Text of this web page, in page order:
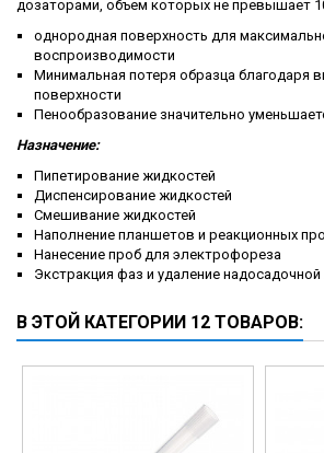
дозаторами, объем которых не превышает
однородная поверхность для
воспроизводимости
Минимальная потеря образца благодаря
поверхности
Пенообразование значительно
Назначение:
Пипетирование жидкостей
Диспенсирование жидкостей
Смешивание жидкостей
Наполнение планшетов и реакционных
Нанесение проб для электрофореза
Экстракция фаз и удаление
В ЭТОЙ КАТЕГОРИИ 12 ТОВАРОВ: